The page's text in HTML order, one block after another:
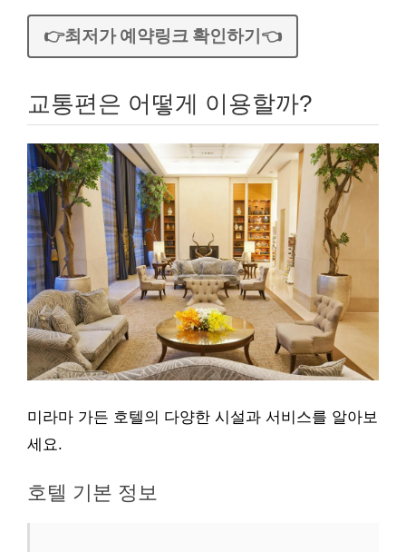
👉최저가 예약링크 확인하기👈
교통편은 어떻게 이용할까?
미라마 가든 호텔의 다양한 시설과 서비스를 알아보
세요.
호텔 기본 정보